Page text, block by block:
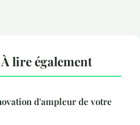
lire également
d'ampleur de votre